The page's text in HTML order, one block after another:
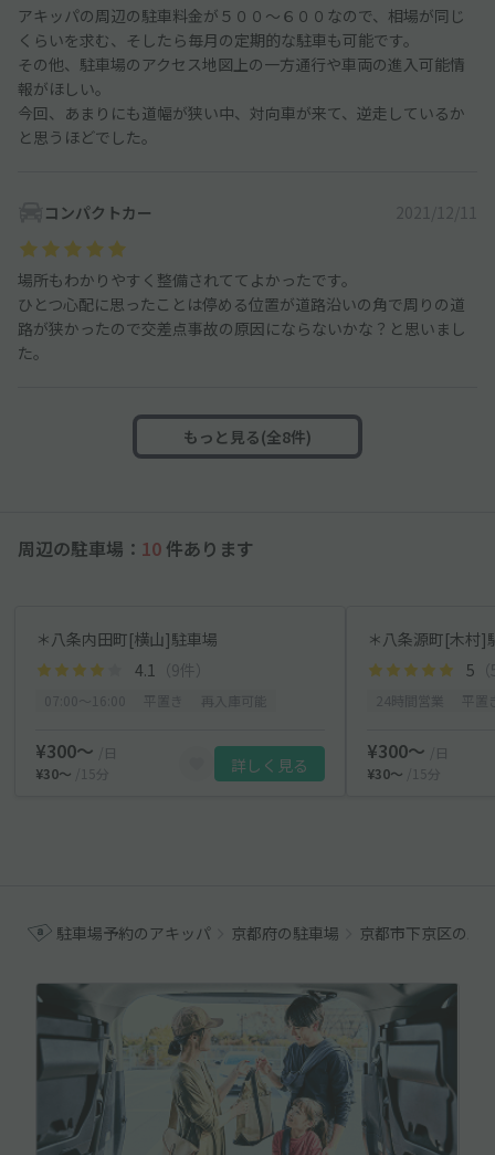
アキッパの周辺の駐車料金が５００～６００なので、相場が同じ
くらいを求む、そしたら毎月の定期的な駐車も可能です。
その他、駐車場のアクセス地図上の一方通行や車両の進入可能情
報がほしい。
今回、あまりにも道幅が狭い中、対向車が来て、逆走しているか
と思うほどでした。
コンパクトカー 2021/12/11
場所もわかりやすく整備されててよかったです。
ひとつ心配に思ったことは停める位置が道路沿いの角で周りの道
路が狭かったので交差点事故の原因にならないかな？と思いまし
た。
もっと見る(全8件)
周辺の駐車場： 10 件あります
＊八条内田町[横山]駐車場
4.1
（9件）
¥300〜
/日
¥30〜
/15分 詳しく見る
5
¥300〜
/日
¥30〜
/15分
駐車場予約のアキッパ 京都府の駐車場 京都市下京区の駐